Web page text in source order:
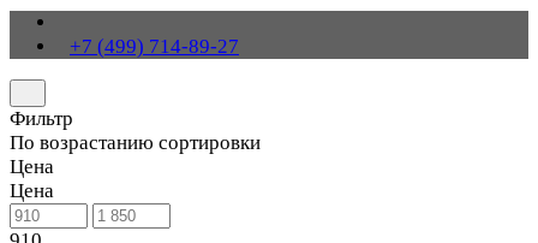
+7 (499) 714-89-27
Фильтр
По возрастанию сортировки
Цена
Цена